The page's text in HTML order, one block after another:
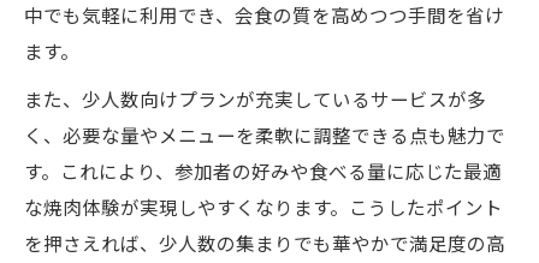
中でも気軽に利用でき、会食の質を高めつつ手間を省け
ます。
また、少人数向けプランが充実しているサービスが多
く、必要な量やメニューを柔軟に調整できる点も魅力で
す。これにより、参加者の好みや食べる量に応じた最適
な焼肉体験が実現しやすくなります。こうしたポイント
を押さえれば、少人数の集まりでも華やかで満足度の高